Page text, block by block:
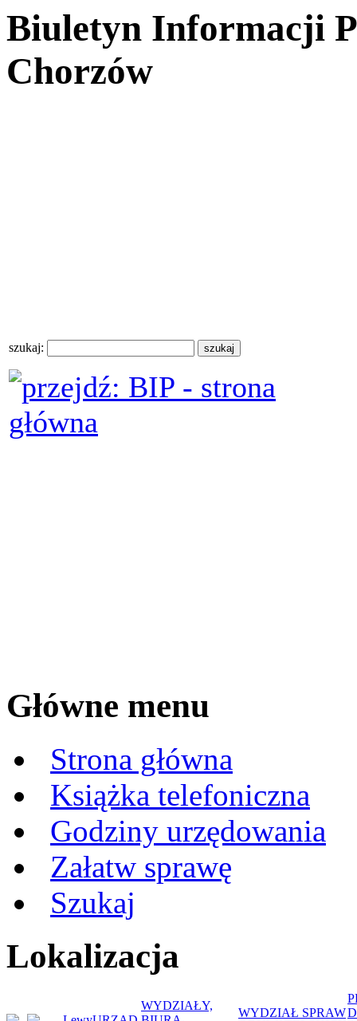
Biuletyn Informacji
Chorzów
szukaj:
Główne menu
Strona główna
Książka telefoniczna
Godziny urzędowania
Załatw sprawę
Szukaj
Lokalizacja
WYDZIAŁY,
WYDZIAŁ SPRAW